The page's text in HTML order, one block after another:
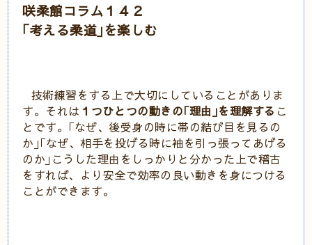
咲柔館コラム１４２
｢考える柔道｣を楽しむ
技術練習をする上で大切にしていることがありま
す。それは １つひとつの動きの｢理由｣を理解する こ
とです。｢なぜ、後受身の時に帯の結び目を見るの
か｣｢なぜ、相手を投げる時に袖を引っ張ってあげる
のか｣こうした理由をしっかりと分かった上で稽古
をすれば、より安全で効率の良い動きを身につける
ことができます。